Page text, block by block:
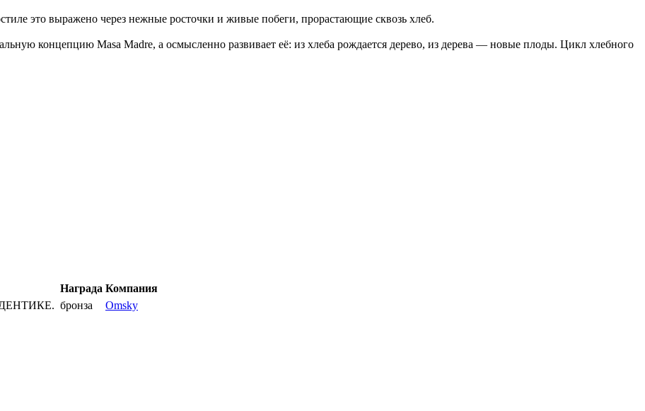
это выражено через нежные росточки и живые побеги, прорастающие сквозь хлеб.
концепцию Masa Madre, а осмысленно развивает её: из хлеба рождается дерево, из дерева — новые плоды. Цикл хлебного
Награда Компания
бронза Omsky